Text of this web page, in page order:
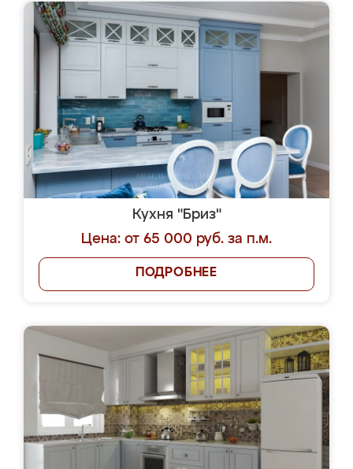
Кухня "Бриз"
Цена: от 65 000 руб. за п.м.
ПОДРОБНЕЕ